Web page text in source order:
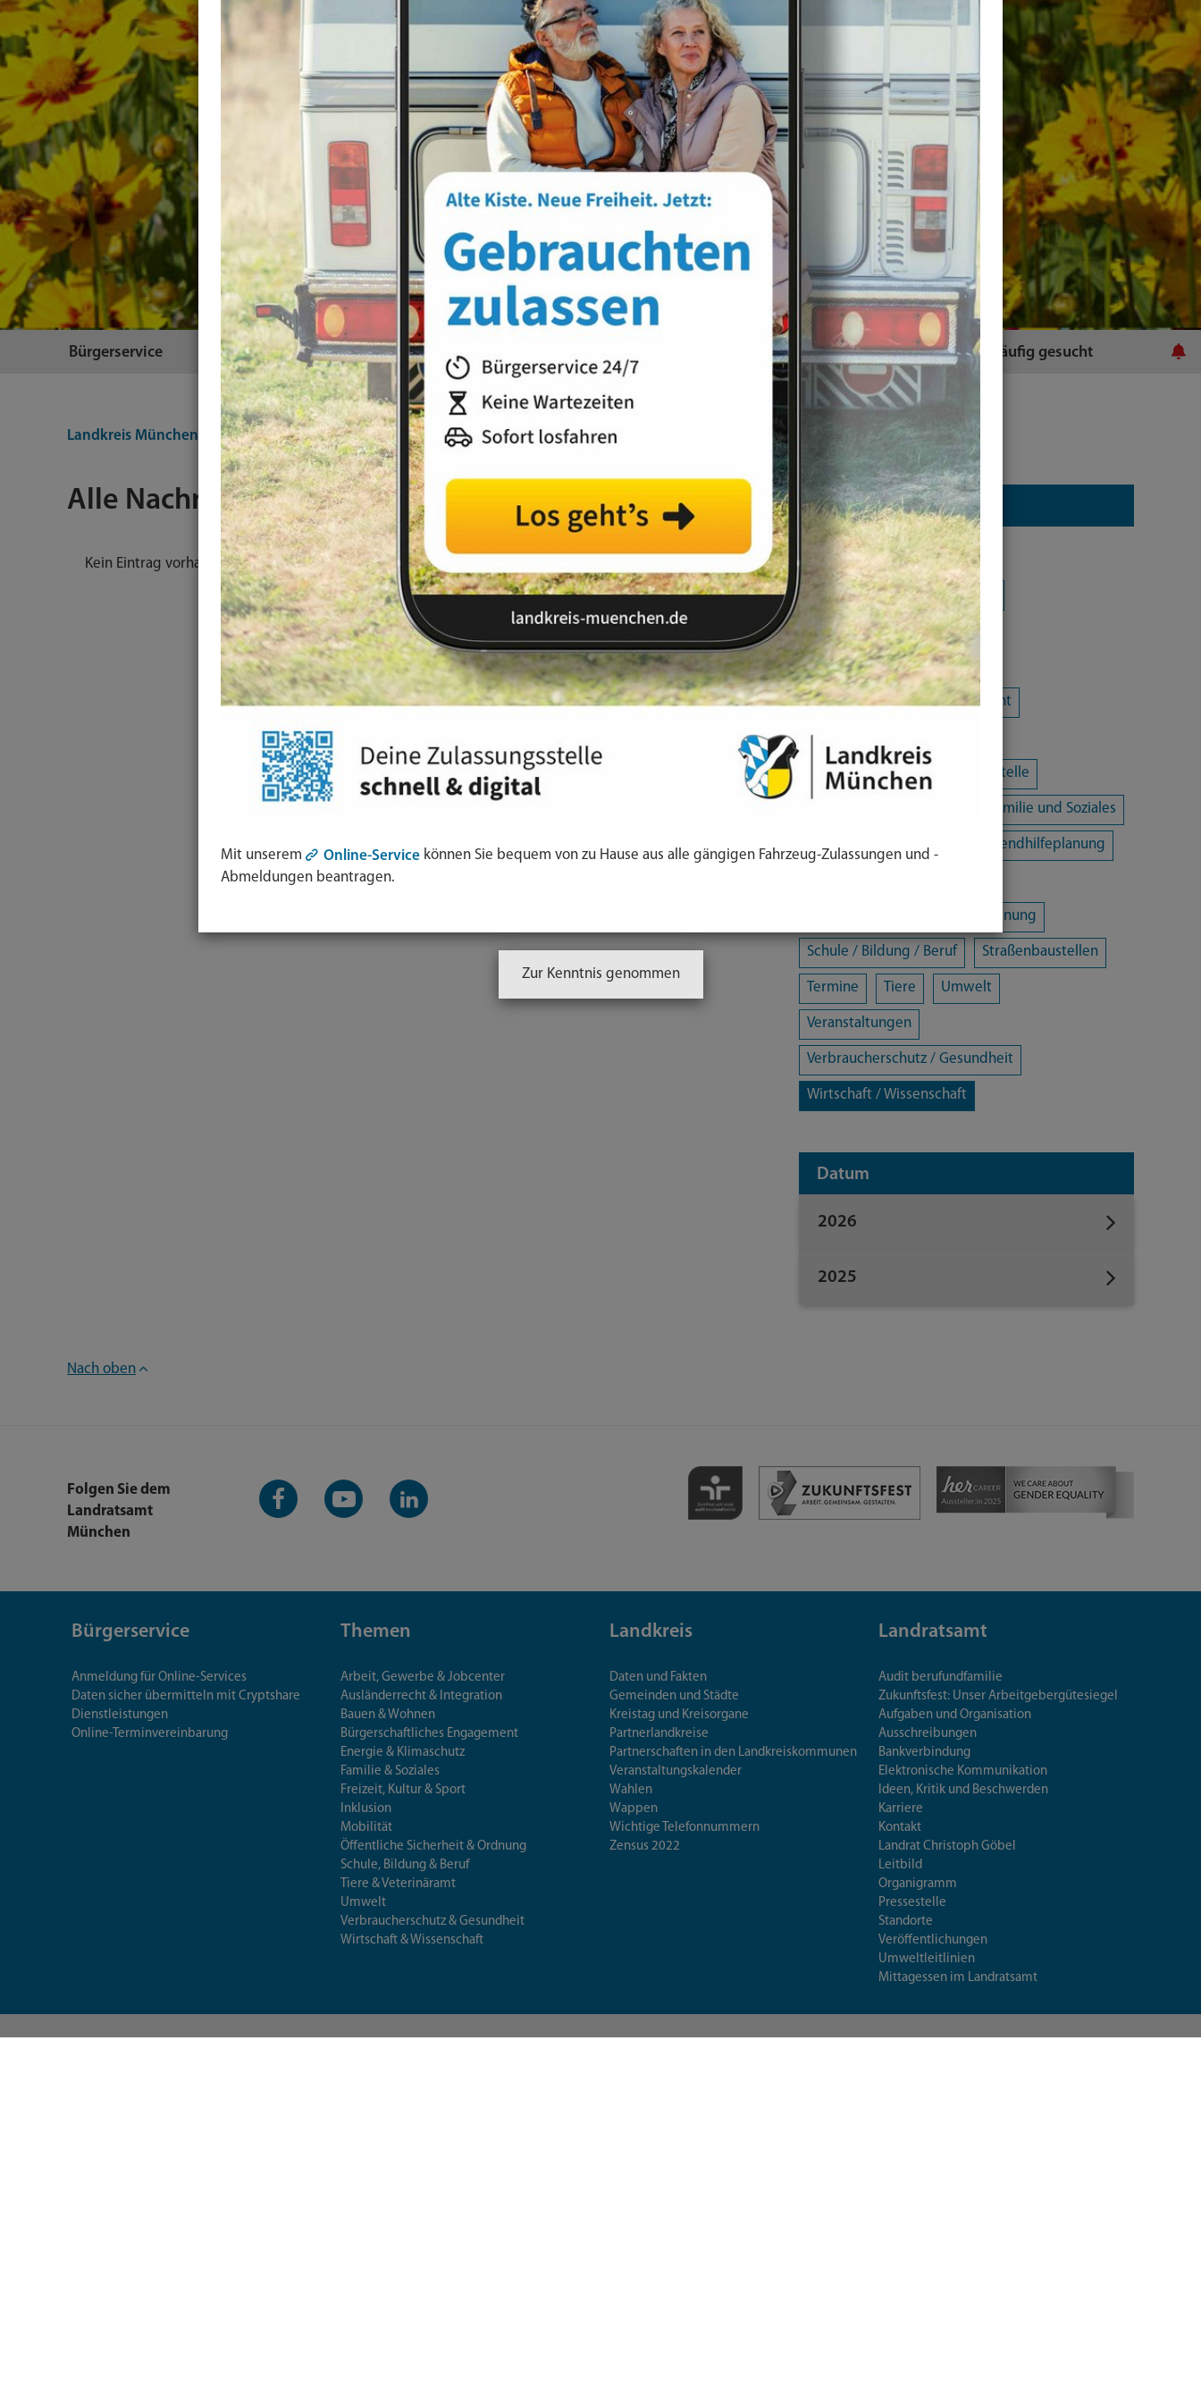
Bürgerservice Themen Landratsamt Häufig gesucht
Landkreis München Nachrichten
Alle Nachrichten
Kein Eintrag vorhanden.
Kategorie
Alle Kategorien Amtsblatt
Arbeit / Gewerbe / Jobcenter
Ausländerrecht & Integration
Bauen und Wohnen
Bürgerschaftliches Engagement
Chancengleichheit
Eltern- und Jugendberatungsstelle
Familie und Soziales
Freizeit / Kultur / Sport Jugendhilfeplanung
Öffentliche Sicherheit und Ordnung
Schule / Bildung / Beruf Straßenbaustellen
Termine Tiere Umwelt
Veranstaltungen
Verbraucherschutz / Gesundheit
Wirtschaft / Wissenschaft
Datum
2026
2025
Nach oben
Folgen Sie dem
Landratsamt
München
Facebook-
Seite
YouTube-
Kanal
LinkedIn-
Kanal
Bürgerservice
Anmeldung für Online-Services
Daten sicher übermitteln mit Cryptshare
Dienstleistungen
Online-Terminvereinbarung
Themen
Arbeit, Gewerbe & Jobcenter
Ausländerrecht & Integration
Bauen & Wohnen
Bürgerschaftliches Engagement
Energie & Klimaschutz
Familie & Soziales
Freizeit, Kultur & Sport
Inklusion
Mobilität
Öffentliche Sicherheit & Ordnung
Schule, Bildung & Beruf
Tiere & Veterinäramt
Umwelt
Verbraucherschutz & Gesundheit
Wirtschaft & Wissenschaft
Landkreis
Daten und Fakten
Gemeinden und Städte
Kreistag und Kreisorgane
Partnerlandkreise
Partnerschaften in den Landkreiskommunen
Veranstaltungskalender
Wahlen
Wappen
Wichtige Telefonnummern
Zensus 2022
Landratsamt
Audit berufundfamilie
Zukunftsfest: Unser Arbeitgebergütesiegel
Aufgaben und Organisation
Ausschreibungen
Bankverbindung
Elektronische Kommunikation
Ideen, Kritik und Beschwerden
Karriere
Kontakt
Landrat Christoph Göbel
Leitbild
Organigramm
Pressestelle
Standorte
Veröffentlichungen
Umweltleitlinien
Mittagessen im Landratsamt
Mit unserem Online-Service können Sie bequem von zu Hause aus alle gängigen Fahrzeug-Zulassungen und -
Abmeldungen beantragen.
Zur Kenntnis genommen